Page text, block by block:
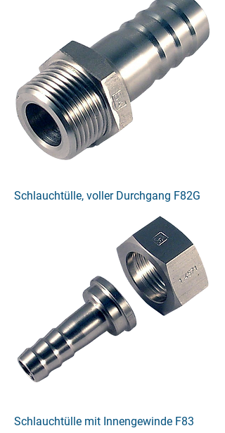
Schlauchtülle, voller Durchgang F82G
Schlauchtülle mit Innengewinde F83